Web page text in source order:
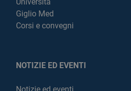
Giglio Med
Corsi e convegni
NOTIZIE ED EVENTI